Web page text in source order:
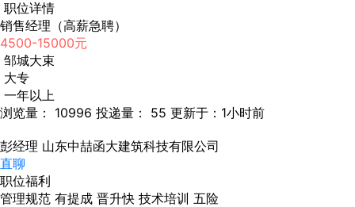
职位详情
销售经理（高薪急聘）
4500-15000元
邹城大束
大专
一年以上
浏览量： 10996 投递量： 55 更新于：1小时前
彭经理 山东中喆函大建筑科技有限公司
直聊
职位福利
管理规范 有提成 晋升快 技术培训 五险